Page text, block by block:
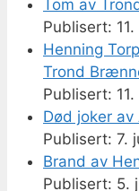
Tom av
Henning
Trond
Død joker
7.
Brand av
5.